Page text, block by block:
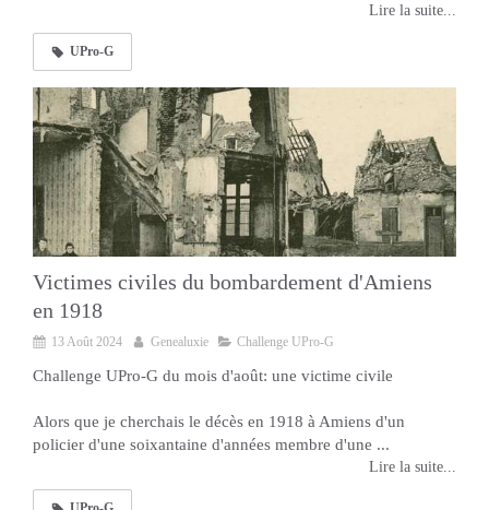
Lire la suite...
UPro-G
Victimes civiles du bombardement d'Amiens
en 1918
13 Août 2024 Genealuxie Challenge UPro-G
Challenge UPro-G du mois d'août: une victime civile
Alors que je cherchais le décès en 1918 à Amiens d'un
policier d'une soixantaine d'années membre d'une ...
Lire la suite...